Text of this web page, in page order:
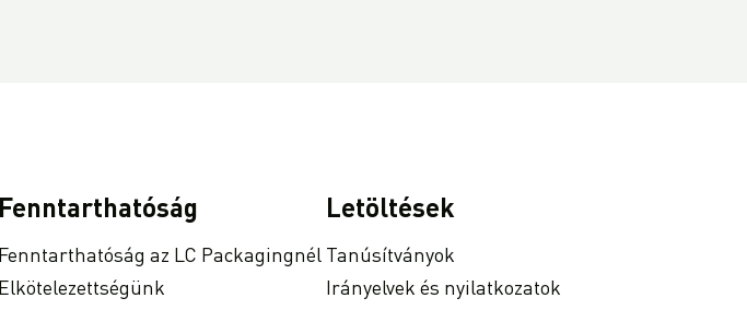
Fenntarthatóság
Fenntarthatóság az LC Packagingnél
Elkötelezettségünk
Letöltések
Tanúsítványok
Irányelvek és nyilatkozatok